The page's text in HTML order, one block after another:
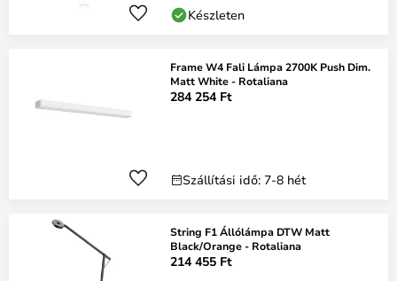
Készleten
Frame W4 Fali Lámpa 2700K Push Dim.
Matt White - Rotaliana
284 254 Ft
Szállítási idő: 7-8 hét
String F1 Állólámpa DTW Matt
Black/Orange - Rotaliana
214 455 Ft